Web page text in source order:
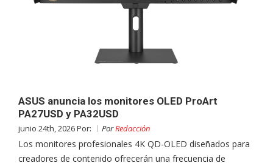
ASUS anuncia los monitores OLED ProArt
PA27USD y PA32USD
junio 24th, 2026 Por: PorRedacción
Los monitores profesionales 4K QD-OLED diseñados para
creadores de contenido ofrecerán una frecuencia de